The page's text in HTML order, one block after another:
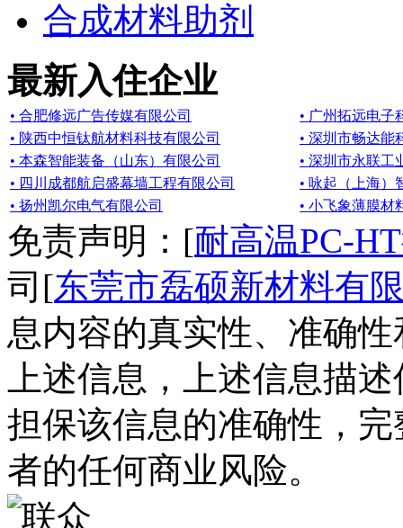
合成材料助剂
最新入住企业
• 合肥修远广告传媒有限公司
• 广州拓远电子
• 陕西中恒钛航材料科技有限公司
• 深圳市畅达能
• 本森智能装备（山东）有限公司
• 深圳市永联工
• 四川成都航启盛幕墙工程有限公司
• 咏起（上海）
• 扬州凯尔电气有限公司
• 小飞象薄膜材
免责声明：[耐高温PC-
司[东莞市磊硕新材料有
息内容的真实性、准确
上述信息，上述信息描
担保该信息的准确性，
者的任何商业风险。